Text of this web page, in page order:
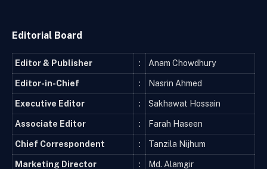
Editorial Board
Editor & Publisher : Anam Chowdhury
Editor-in-Chief : Nasrin Ahmed
Executive Editor : Sakhawat Hossain
Associate Editor : Farah Haseen
Chief Correspondent : Tanzila Nijhum
Marketing Director : Md. Alamgir